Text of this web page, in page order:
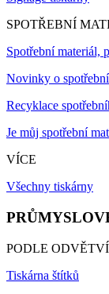
SPOTŘEBNÍ
Spotřební materiál,
Novinky o
Recyklace
Je můj spotřební
VÍCE
Všechny tiskárny
PODLE ODVĚTVÍ
Tiskárna štítků